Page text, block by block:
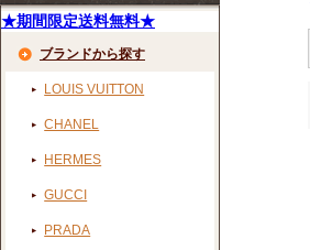
★期間限定送料無料★
ブランドから探す
LOUIS VUITTON
CHANEL
HERMES
GUCCI
PRADA